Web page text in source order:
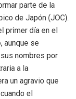
parte de la
de Japón (JOC).
primer día en el
aunque se
nombres por
a la
un agravio que
el